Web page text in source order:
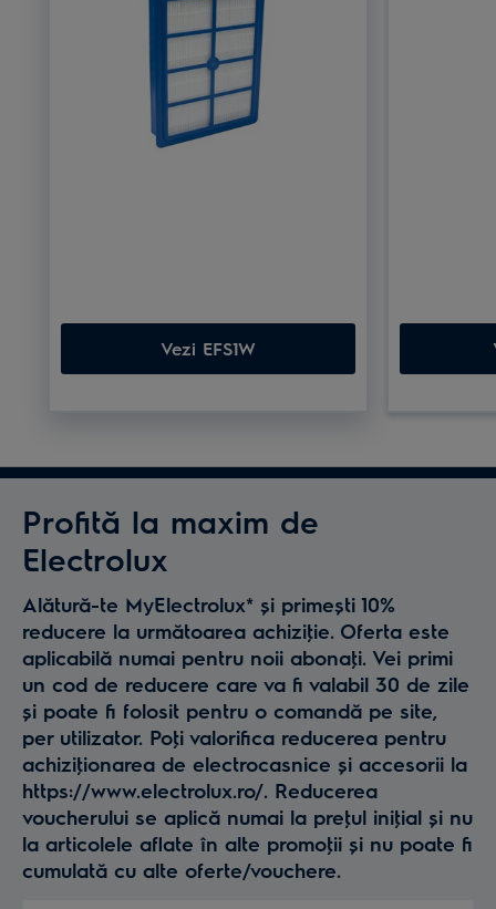
Vezi EFS1W
Profită la maxim de
Electrolux
Alătură-te MyElectrolux* și primești 10%
reducere la următoarea achiziţie. Oferta este
aplicabilă numai pentru noii abonaţi. Vei primi
un cod de reducere care va fi valabil 30 de zile
și poate fi folosit pentru o comandă pe site,
per utilizator. Poţi valorifica reducerea pentru
achiziţionarea de electrocasnice și accesorii la
https://www.electrolux.ro/. Reducerea
voucherului se aplică numai la preţul iniţial și nu
la articolele aflate în alte promoţii și nu poate fi
cumulată cu alte oferte/vouchere.